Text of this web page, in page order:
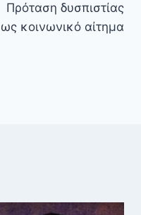
Πρόταση δυσπιστίας
ως κοινωνικό αίτημα